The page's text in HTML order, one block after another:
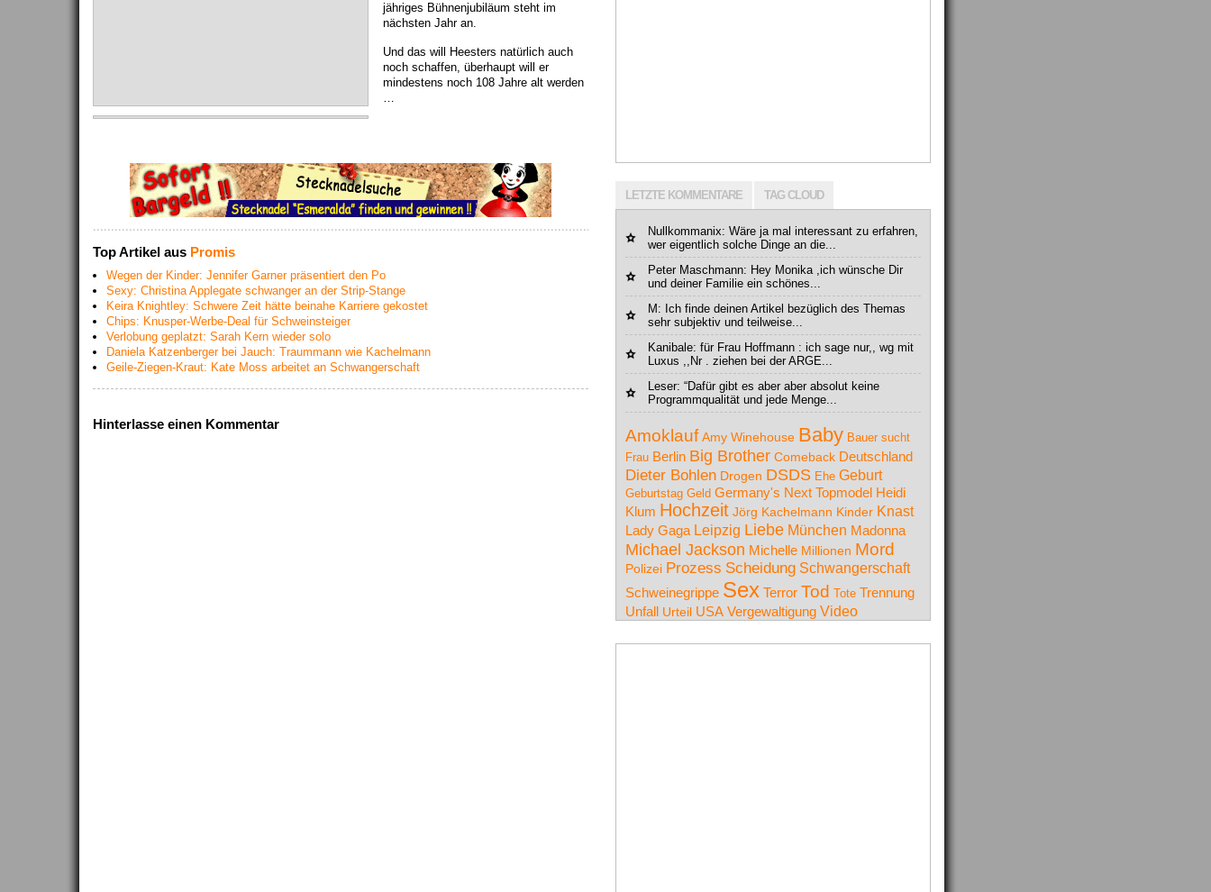
jähriges Bühnenjubiläum steht im
nächsten Jahr an.
Und das will Heesters natürlich auch
noch schaffen, überhaupt will er
mindestens noch 108 Jahre alt werden
…
Top Artikel aus Promis
Wegen der Kinder: Jennifer Garner präsentiert den Po
Sexy: Christina Applegate schwanger an der Strip-Stange
Keira Knightley: Schwere Zeit hätte beinahe Karriere gekostet
Chips: Knusper-Werbe-Deal für Schweinsteiger
Verlobung geplatzt: Sarah Kern wieder solo
Daniela Katzenberger bei Jauch: Traummann wie Kachelmann
Geile-Ziegen-Kraut: Kate Moss arbeitet an Schwangerschaft
Hinterlasse einen Kommentar
LETZTE KOMMENTARE TAG CLOUD
Nullkommanix: Wäre ja mal interessant zu erfahren,
wer eigentlich solche Dinge an die...
Peter Maschmann: Hey Monika ,ich wünsche Dir
und deiner Familie ein schönes...
M : Ich finde deinen Artikel bezüglich des Themas
sehr subjektiv und teilweise...
Kanibale: für Frau Hoffmann : ich sage nur,, wg mit
Luxus ,,Nr . ziehen bei der ARGE...
Leser: “Dafür gibt es aber aber absolut keine
Programmqualität und jede Menge...
Amoklauf Amy Winehouse Baby Bauer sucht
Frau Berlin Big Brother Comeback Deutschland
Dieter Bohlen Drogen DSDS Ehe Geburt
Geburtstag Geld Germany's Next Topmodel Heidi
Klum Hochzeit Jörg Kachelmann Kinder Knast
Lady Gaga Leipzig Liebe München Madonna
Michael Jackson Michelle Millionen Mord
Polizei Prozess Scheidung Schwangerschaft
Schweinegrippe Sex Terror Tod Tote Trennung
Unfall Urteil USA Vergewaltigung Video